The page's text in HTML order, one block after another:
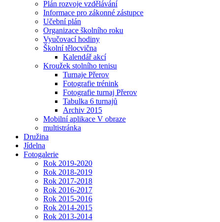
Plán rozvoje vzdělávání
Informace pro zákonné zástupce
Učební plán
Organizace školního roku
Vyučovací hodiny
Školní tělocvična
Kalendář akcí
Kroužek stolního tenisu
Turnaje Přerov
Fotografie trénink
Fotografie turnaj Přerov
Tabulka 6 turnajů
Archiv 2015
Mobilní aplikace V obraze
multistránka
Družina
Jídelna
Fotogalerie
Rok 2019-2020
Rok 2018-2019
Rok 2017-2018
Rok 2016-2017
Rok 2015-2016
Rok 2014-2015
Rok 2013-2014